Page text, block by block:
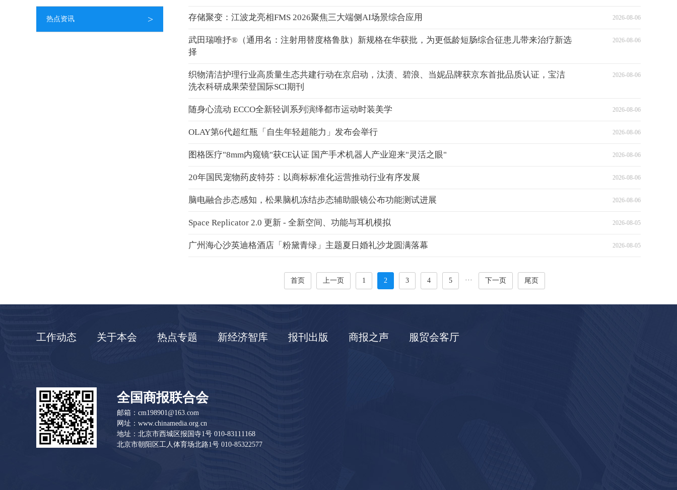
热点资讯 > 存储聚变：江波龙亮相FMS 2026聚焦三大端侧AI场景综合应用 2026-08-06
武田瑞唯抒®（通用名：注射用替度格鲁肽）新规格在华获批，为更低龄短肠综合征患儿带来治疗新选
择
2026-08-06
织物清洁护理行业高质量生态共建行动在京启动，汰渍、碧浪、当妮品牌获京东首批品质认证，宝洁
洗衣科研成果荣登国际SCI期刊
2026-08-06
随身心流动 ECCO全新轻训系列演绎都市运动时装美学 2026-08-06
OLAY第6代超红瓶「自生年轻超能力」发布会举行 2026-08-06
图格医疗"8mm内窥镜"获CE认证 国产手术机器人产业迎来"灵活之眼" 2026-08-06
20年国民宠物药皮特芬：以商标标准化运营推动行业有序发展 2026-08-06
脑电融合步态感知，松果脑机冻结步态辅助眼镜公布功能测试进展 2026-08-06
Space Replicator 2.0 更新 - 全新空间、功能与耳机模拟 2026-08-05
广州海心沙英迪格酒店「粉黛青绿」主题夏日婚礼沙龙圆满落幕 2026-08-05
首页 上一页 1 2 3 4 5 ··· 下一页 尾页
工作动态 关于本会 热点专题 新经济智库 报刊出版 商报之声 服贸会客厅
全国商报联合会
邮箱：cm198901@163.com
网址：www.chinamedia.org.cn
地址：北京市西城区报国寺1号 010-83111168
北京市朝阳区工人体育场北路1号 010-85322577